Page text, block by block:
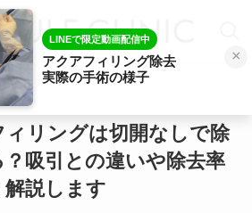
ィリングは切開なしで除
吸引との違いや除去率
解説します
×
LINEで限定動画配信中
アクアフィリング除去
実際の手術の様子